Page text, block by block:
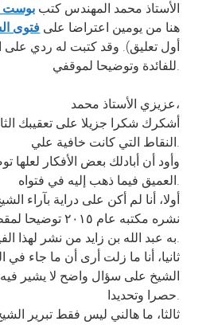
الأستاذ محمد المهندس كتب بوست
هنا من يومين اعتراضا على فتوى
أول تعليق). وقد كتبت له ردي على
للفائدة وتوضيحا لموقفي.
عزيزي الأستاذ محمد،
أشكرك شكرا جزيلا على تعقيبك
النقاط التي كانت خافية علي.
وأود أن أبادلك بعض الأفكار
العميق فيما ذهب إليه في فتواه.
أولا، أنا لم أكن على دراية بآراء
نشره مكتبه
به عبد الله بن زايد من نشر لهذا الفيديو، وأسبابه من وراء ذلك.
ثانيا، أنا ما زلت أرى أن ما جاء في
الشيخ على سؤال واضح لا يشير
حصرا وتحديدا.
ثالثا، ما هالني ليس فقط تبرير